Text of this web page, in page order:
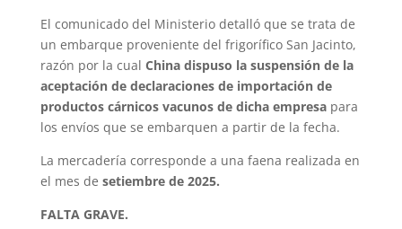
El comunicado del Ministerio detalló que se trata de
un embarque proveniente del frigorífico San Jacinto,
razón por la cual China dispuso la suspensión de la
aceptación de declaraciones de importación de
productos cárnicos vacunos de dicha empresapara
los envíos que se embarquen a partir de la fecha.
La mercadería corresponde a una faena realizada en
el mes de setiembre de 2025.
FALTA GRAVE.